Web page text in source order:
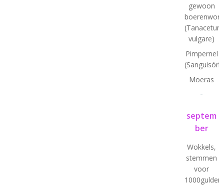
gewoon
(Tanacetum
vulgare)
Pimpernel
Moeras
-
septem
ber
Wokkels,
stemmen
voor